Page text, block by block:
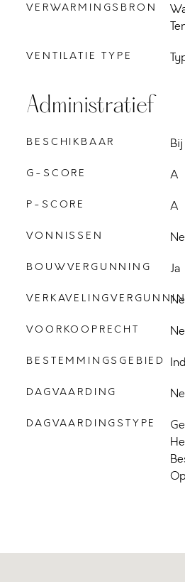
VERWARMINGSBRON
VENTILATIE TYPE
Administratief
BESCHIKBAAR
G-SCORE A
P-SCORE A
VONNISSEN
BOUWVERGUNNING Ja
VOORKOOPRECHT
BESTEMMINGSGEBIED
DAGVAARDING
DAGVAARDINGSTYPE